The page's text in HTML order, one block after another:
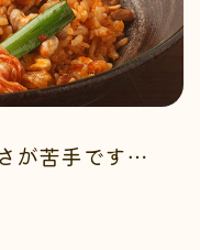
が苦手です…